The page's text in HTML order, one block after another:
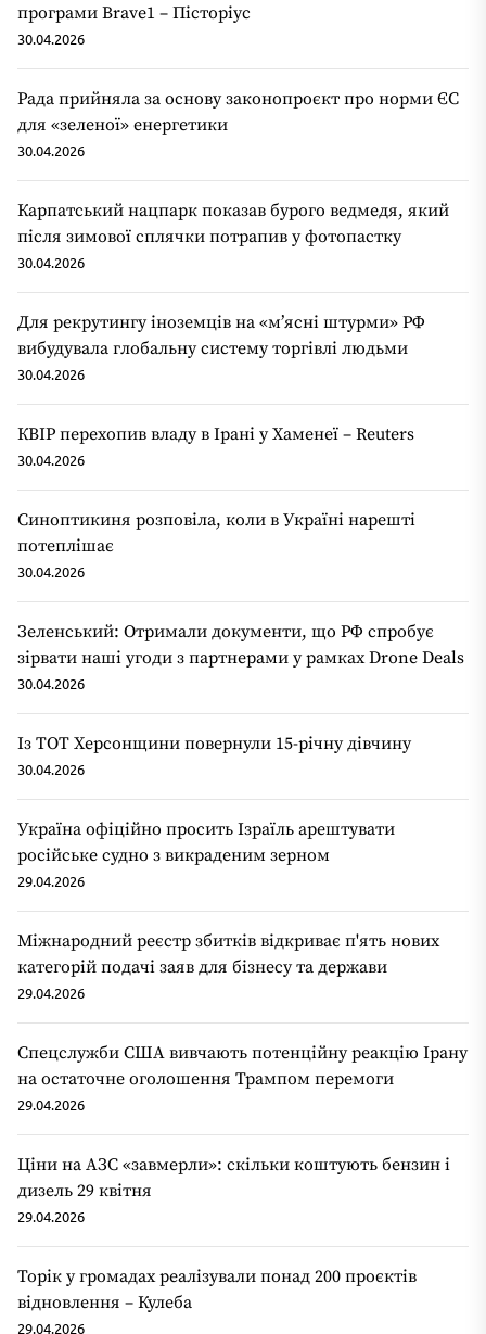
програми Brave1 – Пісторіус
30.04.2026
Рада прийняла за основу законопроєкт про норми ЄС
для «зеленої» енергетики
30.04.2026
Карпатський нацпарк показав бурого ведмедя, який
після зимової сплячки потрапив у фотопастку
30.04.2026
Для рекрутингу іноземців на «мʼясні штурми» РФ
вибудувала глобальну систему торгівлі людьми
30.04.2026
КВІР перехопив владу в Ірані у Хаменеї – Reuters
30.04.2026
Синоптикиня розповіла, коли в Україні нарешті
потеплішає
30.04.2026
Зеленський: Отримали документи, що РФ спробує
зірвати наші угоди з партнерами у рамках Drone Deals
30.04.2026
Із ТОТ Херсонщини повернули 15-річну дівчину
30.04.2026
Україна офіційно просить Ізраїль арештувати
російське судно з викраденим зерном
29.04.2026
Міжнародний реєстр збитків відкриває п'ять нових
категорій подачі заяв для бізнесу та держави
29.04.2026
Спецслужби США вивчають потенційну реакцію Ірану
на остаточне оголошення Трампом перемоги
29.04.2026
Ціни на АЗС «завмерли»: скільки коштують бензин і
дизель 29 квітня
29.04.2026
Торік у громадах реалізували понад 200 проєктів
відновлення – Кулеба
29.04.2026